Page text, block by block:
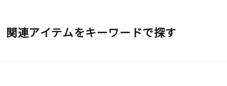
関連アイテムをキーワードで探す